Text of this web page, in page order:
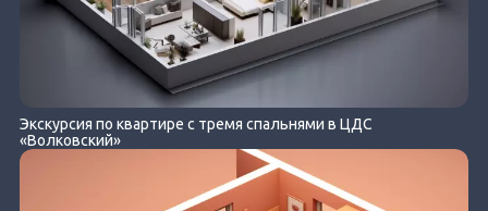
Экскурсия по квартире с тремя спальнями в ЦДС
«Волковский»